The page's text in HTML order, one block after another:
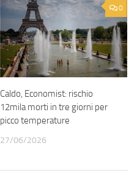
0
Caldo, Economist: rischio
12mila morti in tre giorni per
picco temperature
27/06/2026